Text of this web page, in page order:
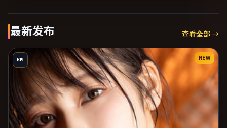
最新发布 查看全部 →
KR NEW